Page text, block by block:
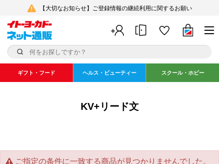
【大切なお知らせ】ご登録情報の継続利用に関するお願い
ギフト・フード ヘルス・ビューティー スクール・ホビー
KV+リード文
ご指定の条件に一致する商品が見つかりませんでした。